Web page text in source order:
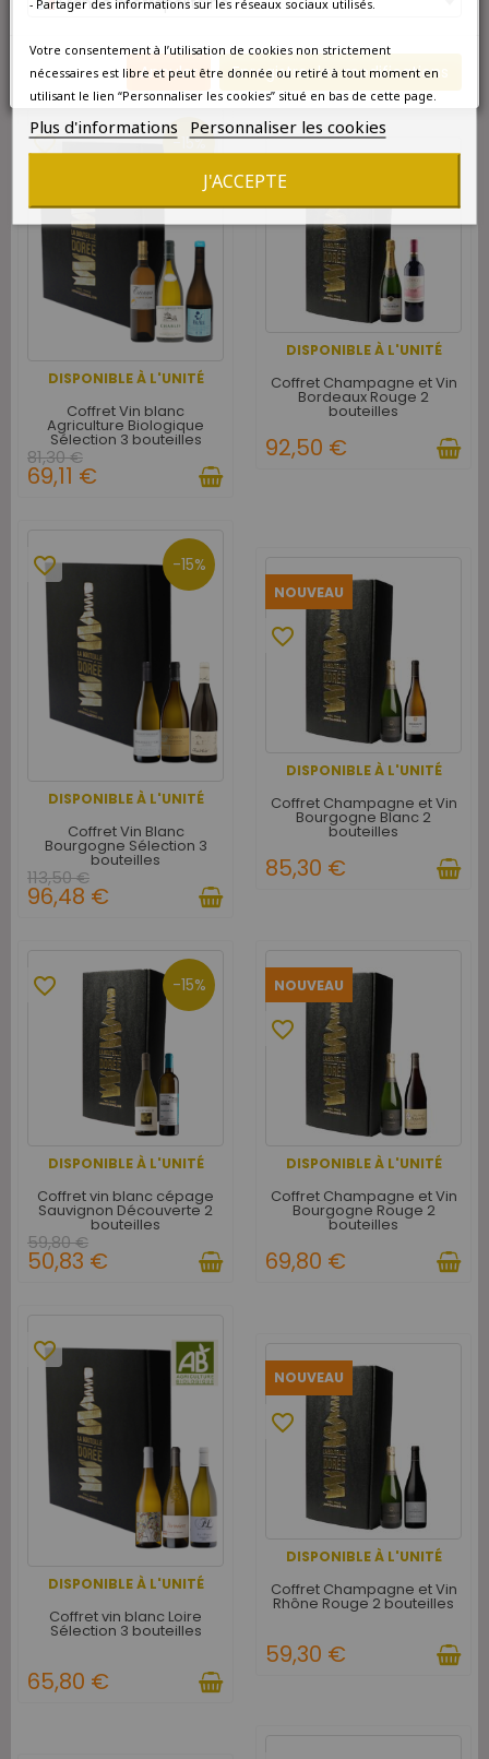
Annuler Enregistrer les modifications
Biologique 3 bouteilles
54,23 €
68,30 €
-15%
DISPONIBLE À L'UNITÉ
favorite_border
Coffret Vin blanc
Agriculture Biologique
Sélection 3 bouteilles
81,30 €
69,11 €
DISPONIBLE À L'UNITÉ
favorite_border
Coffret Champagne et Vin
Bordeaux Rouge 2
bouteilles
92,50 €
-15%
DISPONIBLE À L'UNITÉ
favorite_border
Coffret Vin Blanc
Bourgogne Sélection 3
bouteilles
113,50 €
96,48 €
NOUVEAU
DISPONIBLE À L'UNITÉ
favorite_border
Coffret Champagne et Vin
Bourgogne Blanc 2
bouteilles
85,30 €
-15%
DISPONIBLE À L'UNITÉ
favorite_border
Coffret vin blanc cépage
Sauvignon Découverte 2
bouteilles
59,80 €
50,83 €
NOUVEAU
DISPONIBLE À L'UNITÉ
favorite_border
Coffret Champagne et Vin
Bourgogne Rouge 2
bouteilles
69,80 €
DISPONIBLE À L'UNITÉ
favorite_border
Coffret vin blanc Loire
Sélection 3 bouteilles
65,80 €
NOUVEAU
DISPONIBLE À L'UNITÉ
favorite_border
Coffret Champagne et Vin
Rhône Rouge 2 bouteilles
59,30 €
- Partager des informations sur les réseaux sociaux utilisés.
Votre consentement à l’utilisation de cookies non strictement
nécessaires est libre et peut être donnée ou retiré à tout moment en
utilisant le lien “Personnaliser les cookies” situé en bas de cette page.
Plus d'informations Personnaliser les cookies
J'ACCEPTE